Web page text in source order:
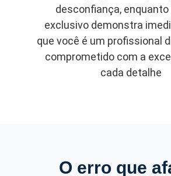
desconfiança,
exclusivo demonstra
que você é um profissional
comprometido com a
cada detalhe
O erro que